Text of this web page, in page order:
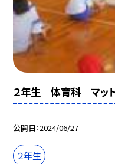
２年生 体育科 マッ
公開日 2024/06/27
２年生